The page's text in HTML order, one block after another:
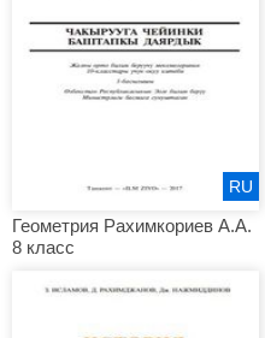
Геометрия Рахимкориев А.А.
8 класс
RU